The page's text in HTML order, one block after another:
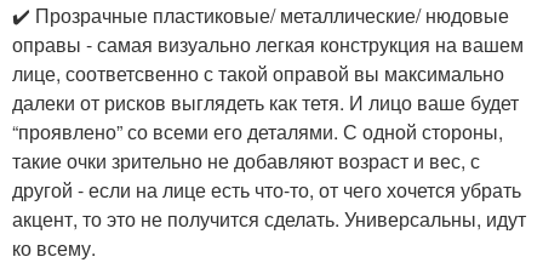
✔️ Прозрачные пластиковые/ металлические/ нюдовые
оправы - самая визуально легкая конструкция на вашем
лице, соответсвенно с такой оправой вы максимально
далеки от рисков выглядеть как тетя. И лицо ваше будет
“проявлено” со всеми его деталями. С одной стороны,
такие очки зрительно не добавляют возраст и вес, с
другой - если на лице есть что-то, от чего хочется убрать
акцент, то это не получится сделать. Универсальны, идут
ко всему.